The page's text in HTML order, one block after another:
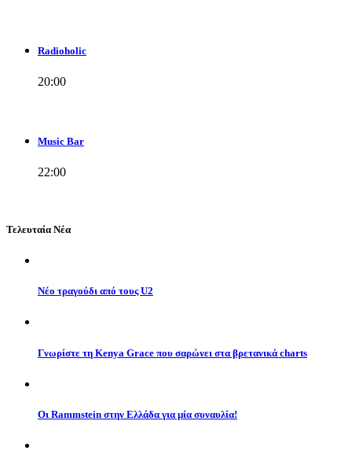
Radioholic
20:00
Music Bar
22:00
Τελευταία Νέα
Νέο τραγούδι από τους U2
Γνωρίστε τη Kenya Grace που σαρώνει στα βρετανικά charts
Οι Rammstein στην Ελλάδα για μία συναυλία!